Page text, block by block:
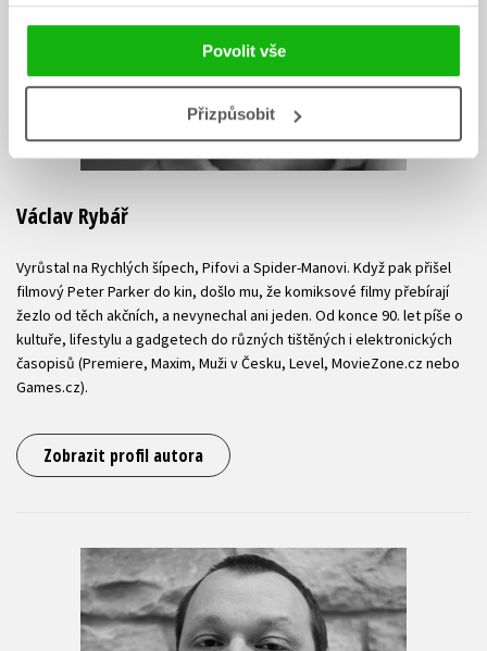
Povolit vše
Přizpůsobit
Václav Rybář
Vyrůstal na Rychlých šípech, Pifovi a Spider-Manovi. Když pak přišel
filmový Peter Parker do kin, došlo mu, že komiksové filmy přebírají
žezlo od těch akčních, a nevynechal ani jeden. Od konce 90. let píše o
kultuře, lifestylu a gadgetech do různých tištěných i elektronických
časopisů (Premiere, Maxim, Muži v Česku, Level, MovieZone.cz nebo
Games.cz).
Zobrazit profil autora